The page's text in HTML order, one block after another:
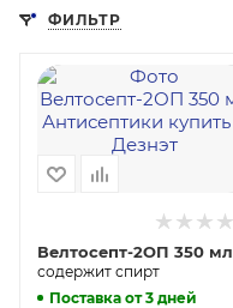
ФИЛЬТР
Велтосепт-2ОП 350 мл
содержит спирт
Поставка от 3 дней